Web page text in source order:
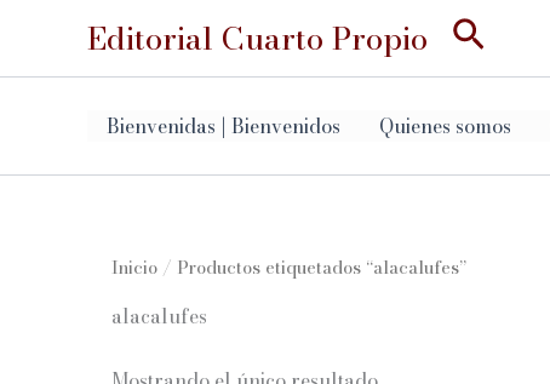
contenido
Editorial Cuarto Propio Buscar
Bienvenidas | Bienvenidos Quienes somos
Inicio / Productos etiquetados “alacalufes”
alacalufes